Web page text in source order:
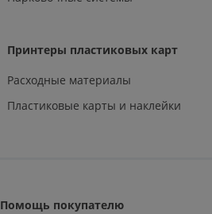
Принтеры пластиковых карт
Расходные материалы
Пластиковые карты и наклейки
Помощь покупателю